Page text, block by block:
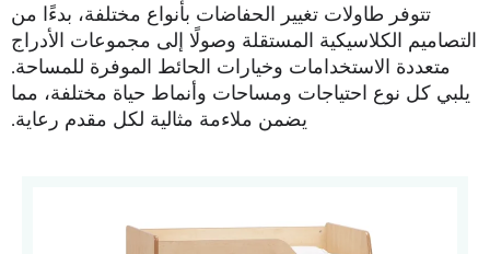
تتوفر طاولات تغيير الحفاضات بأنواع مختلفة، بدءًا من
التصاميم الكلاسيكية المستقلة وصولًا إلى مجموعات الأدراج
متعددة الاستخدامات وخيارات الحائط الموفرة للمساحة.
يلبي كل نوع احتياجات ومساحات وأنماط حياة مختلفة، مما
يضمن ملاءمة مثالية لكل مقدم رعاية.